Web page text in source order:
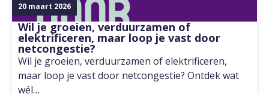
20 maart 2026
Wil je groeien, verduurzamen of
elektrificeren, maar loop je vast door
netcongestie?
Wil je groeien, verduurzamen of elektrificeren,
maar loop je vast door netcongestie? Ontdek wat
wél…